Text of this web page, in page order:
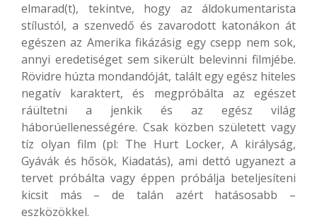
elmarad(t), tekintve, hogy az áldokumentarista
stílustól, a szenvedő és zavarodott katonákon át
egészen az Amerika fikázásig egy csepp nem sok,
annyi eredetiséget sem sikerült belevinni filmjébe.
Rövidre húzta mondandóját, talált egy egész hiteles
negatív karaktert, és megpróbálta az egészet
ráültetni a jenkik és az egész világ
háborúellenességére. Csak közben született vagy
tíz olyan film (pl: The Hurt Locker, A királyság,
Gyávák és hősök, Kiadatás), ami dettó ugyanezt a
tervet próbálta vagy éppen próbálja beteljesíteni
kicsit más – de talán azért hatásosabb –
eszközökkel.